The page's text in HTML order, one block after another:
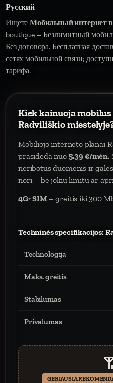
Русский
ИщетеМобильный интернет
boutique – Безлимитный
Без договора. Бесплатная
сетях мобильной связи;
тарифа.
Kiek kainuoja
Radviliškio
Mobiliojo interneto planai
prasideda nuo 5,39 €/mėn.
neribotus duomenis ir
nori – be jokių limitų ar
4G+ SIM– greitis iki 300
Techninės specifikacijos:
Technologija
Maks. greitis
Stabilumas
Privalumas
GERIAUSIA